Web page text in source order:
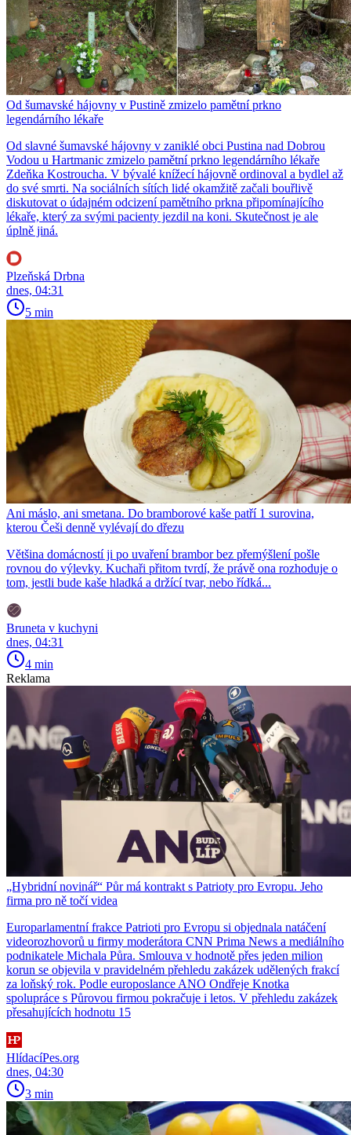
Od šumavské hájovny v Pustině zmizelo pamětní prkno
legendárního lékaře
Od slavné šumavské hájovny v zaniklé obci Pustina nad Dobrou
Vodou u Hartmanic zmizelo pamětní prkno legendárního lékaře
Zdeňka Kostroucha. V bývalé knížecí hájovně ordinoval a bydlel až
do své smrti. Na sociálních sítích lidé okamžitě začali bouřlivě
diskutovat o údajném odcizení pamětního prkna připomínajícího
lékaře, který za svými pacienty jezdil na koni. Skutečnost je ale
úplně jiná.
Plzeňská Drbna
dnes, 04:31
5 min
Ani máslo, ani smetana. Do bramborové kaše patří 1 surovina,
kterou Češi denně vylévají do dřezu
Většina domácností ji po uvaření brambor bez přemýšlení pošle
rovnou do výlevky. Kuchaři přitom tvrdí, že právě ona rozhoduje o
tom, jestli bude kaše hladká a držící tvar, nebo řídká...
Bruneta v kuchyni
dnes, 04:31
4 min
Reklama
„Hybridní novinář“ Půr má kontrakt s Patrioty pro Evropu. Jeho
firma pro ně točí videa
Europarlamentní frakce Patrioti pro Evropu si objednala natáčení
videorozhovorů u firmy moderátora CNN Prima News a mediálního
podnikatele Michala Půra. Smlouva v hodnotě přes jeden milion
korun se objevila v pravidelném přehledu zakázek udělených frakcí
za loňský rok. Podle europoslance ANO Ondřeje Knotka
spolupráce s Půrovou firmou pokračuje i letos. V přehledu zakázek
přesahujících hodnotu 15
HlídacíPes.org
dnes, 04:30
3 min